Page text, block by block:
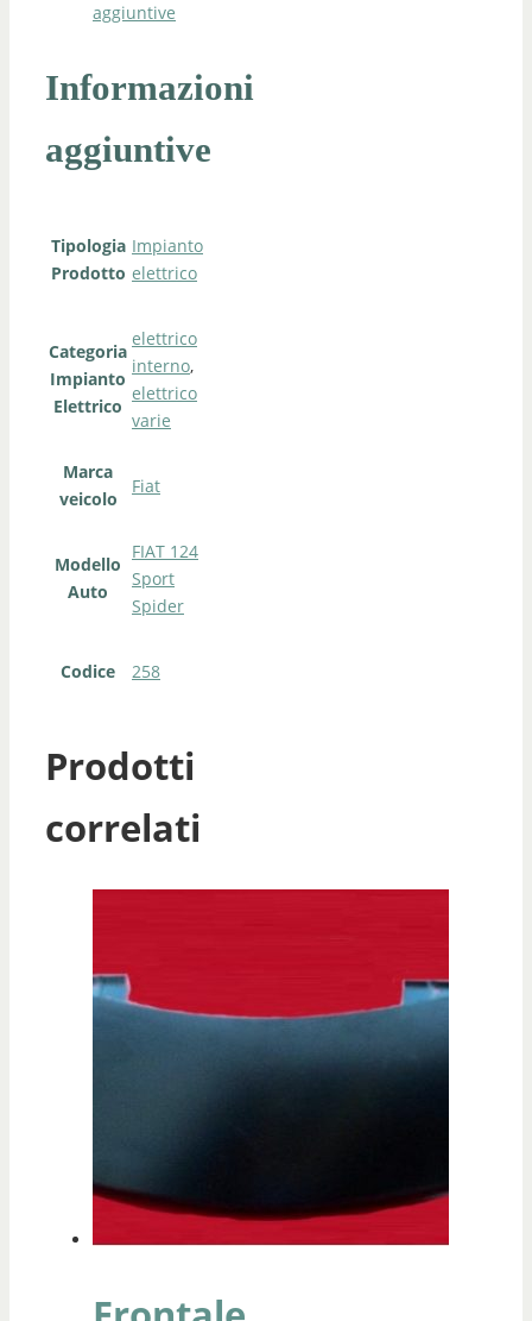
aggiuntive
Informazioni
aggiuntive
Tipologia
Prodotto
Impianto
elettrico
Categoria
Impianto
Elettrico
elettrico
interno,
elettrico
varie
Marca
veicolo
Fiat
Modello
Auto
FIAT 124
Sport
Spider
Codice 258
Prodotti
correlati